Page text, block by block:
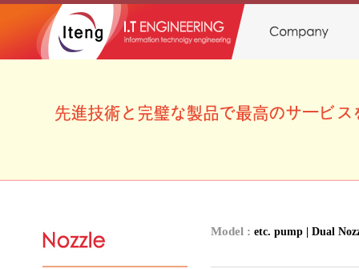
Model : etc. pump | Dual